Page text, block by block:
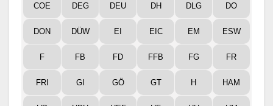
COE DEG DEU DH DLG DO
DON DÜW EI EIC EM ESW
F FB FD FFB FG FR
FRI GI GÖ GT H HAM